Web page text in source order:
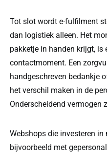
Tot slot wordt e-fulfilment
dan logistiek alleen. Het
pakketje in handen krijgt, is
contactmoment. Een
handgeschreven bedankje
het verschil maken in de
Onderscheidend vermogen
Webshops die investeren
bijvoorbeeld met